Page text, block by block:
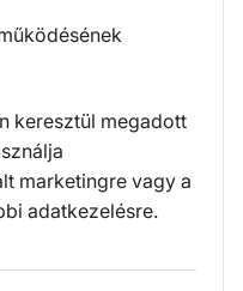
keresztül megadott
marketingre vagy a
adatkezelésre.